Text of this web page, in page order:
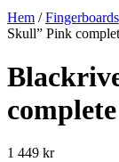
Hem /Fingerboards
Skull” Pink
complete
1 449 kr